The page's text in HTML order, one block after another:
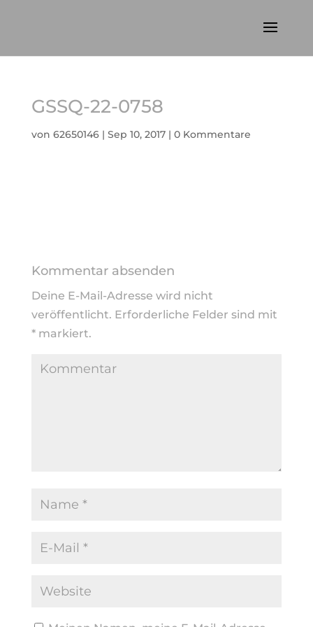
GSSQ-22-0758
von 62650146| Sep 10, 2017| 0 Kommentare
Kommentar absenden
Deine E-Mail-Adresse wird nicht
veröffentlicht. Erforderliche Felder sind mit
*markiert.